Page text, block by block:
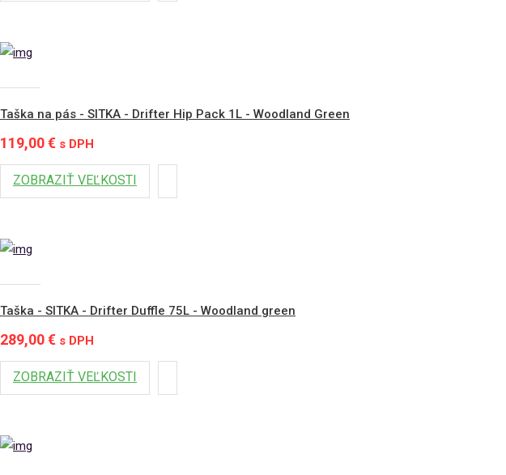
Taška na pás - SITKA - Drifter Hip Pack 1L - Woodland Green
119,00 € s DPH
ZOBRAZIŤ VEĽKOSTI
Taška - SITKA - Drifter Duffle 75L - Woodland green
289,00 € s DPH
ZOBRAZIŤ VEĽKOSTI